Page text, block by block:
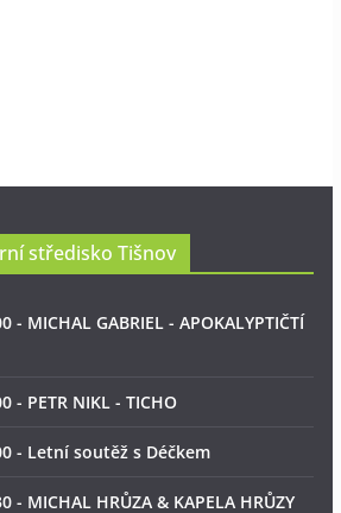
středisko Tišnov
- MICHAL GABRIEL - APOKALYPTIČTÍ
- PETR NIKL - TICHO
- Letní soutěž s Déčkem
- MICHAL HRŮZA & KAPELA HRŮZY